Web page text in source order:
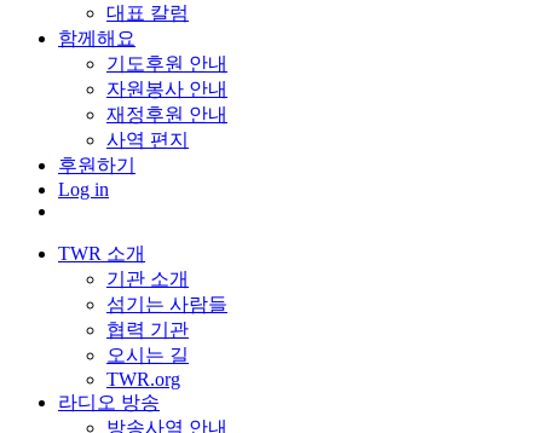
대표 칼럼
함께해요
기도후원 안내
자원봉사 안내
재정후원 안내
사역 편지
후원하기
Log in
TWR 소개
기관 소개
섬기는 사람들
협력 기관
오시는 길
TWR.org
라디오 방송
방송사역 안내